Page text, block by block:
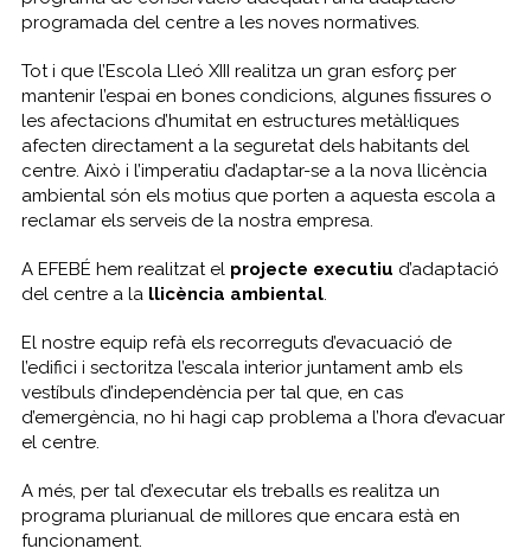
programada del centre a les noves normatives.
Tot i que l’Escola Lleó XIII realitza un gran esforç per
mantenir l’espai en bones condicions, algunes fissures o
les afectacions d’humitat en estructures metàl·liques
afecten directament a la seguretat dels habitants del
centre. Això i l’imperatiu d’adaptar-se a la nova llicència
ambiental són els motius que porten a aquesta escola a
reclamar els serveis de la nostra empresa.
A EFEBÉ hem realitzat el projecte executiu d’adaptació
del centre a la llicència ambiental.
El nostre equip refà els recorreguts d’evacuació de
l’edifici i sectoritza l’escala interior juntament amb els
vestíbuls d’independència per tal que, en cas
d’emergència, no hi hagi cap problema a l’hora d’evacuar
el centre.
A més, per tal d’executar els treballs es realitza un
programa plurianual de millores que encara està en
funcionament.